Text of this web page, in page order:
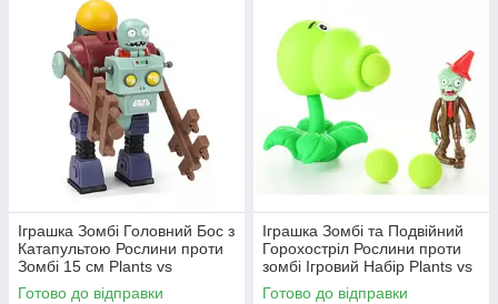
Іграшка Зомбі Головний Бос з
Катапультою Рослини проти
Зомбі 15 см Plants vs
Zombies (00140)
Готово до відправки
Іграшка Зомбі та Подвійний
Горохостріл Рослини проти
зомбі Ігровий Набір Plants vs
Zombies (00173)
Готово до відправки